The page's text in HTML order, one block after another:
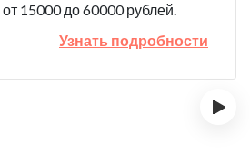
от 15000 до 60000 рублей.
Узнать подробности
›